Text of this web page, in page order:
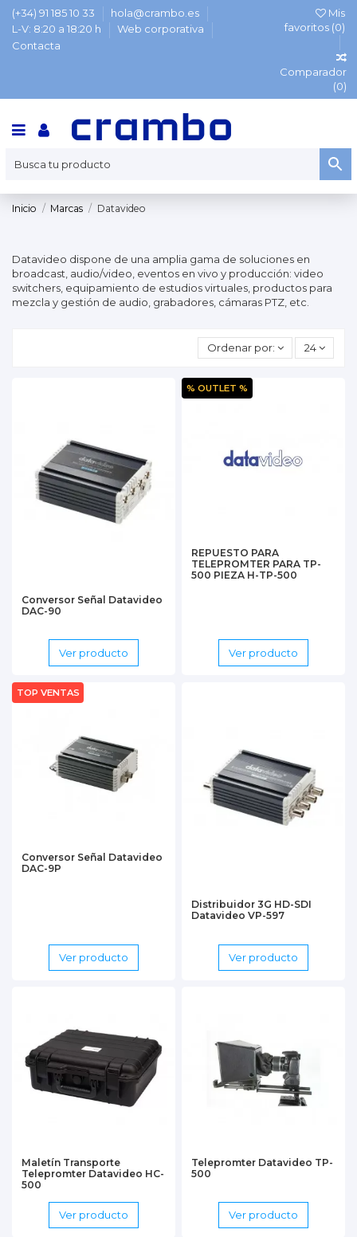
(+34) 91 185 10 33
hola@crambo.es
L-V: 8:20 a 18:20 h
Web corporativa
Contacta
Mis
favoritos (0)
Comparador
(0)
Inicio Marcas Datavideo
Datavideo dispone de una amplia gama de soluciones en
broadcast, audio/video, eventos en vivo y producción: video
switchers, equipamiento de estudios virtuales, productos para
mezcla y gestión de audio, grabadores, cámaras PTZ, etc.
Ordenar por: 24
Conversor Señal Datavideo
DAC-90
Ver producto
REPUESTO PARA
TELEPROMTER PARA TP-
500 PIEZA H-TP-500
Ver producto
% OUTLET %
Conversor Señal Datavideo
DAC-9P
Ver producto
TOP VENTAS
Distribuidor 3G HD-SDI
Datavideo VP-597
Ver producto
Maletín Transporte
Telepromter Datavideo HC-
500
Ver producto
Telepromter Datavideo TP-
500
Ver producto